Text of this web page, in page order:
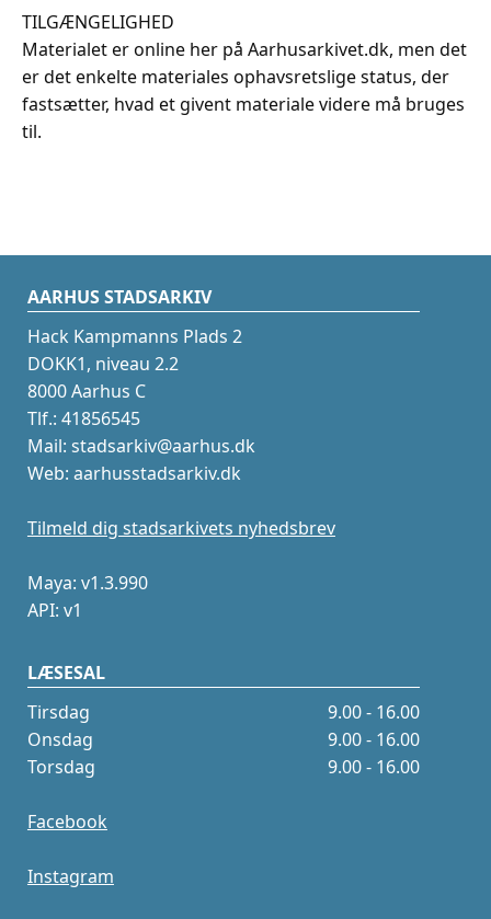
TILGÆNGELIGHED
Materialet er online her på Aarhusarkivet.dk, men det
er det enkelte materiales ophavsretslige status, der
fastsætter, hvad et givent materiale videre må bruges
til.
AARHUS STADSARKIV
Hack Kampmanns Plads 2
DOKK1, niveau 2.2
8000 Aarhus C
Tlf.: 41856545
Mail: stadsarkiv@aarhus.dk
Web: aarhusstadsarkiv.dk
Tilmeld dig stadsarkivets nyhedsbrev
Maya: v1.3.990
API: v1
LÆSESAL
Tirsdag
9.00 - 16.00
Onsdag
9.00 - 16.00
Torsdag
9.00 - 16.00
Facebook
Instagram